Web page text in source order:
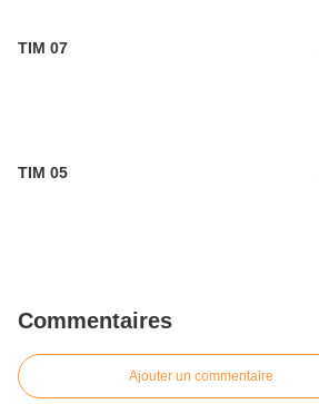
TIM 07
TIM 05
Commentaires
Ajouter un commentaire